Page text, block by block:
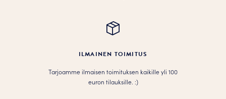
ILMAINEN TOIMITUS
Tarjoamme ilmaisen toimituksen kaikille yli 100
euron tilauksille. :­­)